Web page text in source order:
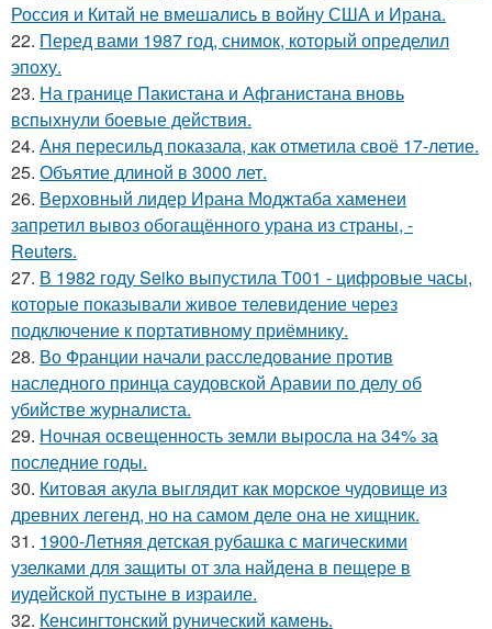
Россия и Китай не вмешались в войну США и Ирана.
22. Перед вами 1987 год, снимок, который определил
эпоху.
23. На границе Пакистана и Афганистана вновь
вспыхнули боевые действия.
24. Аня пересильд показала, как отметила своё 17-летие.
25. Объятие длиной в 3000 лет.
26. Верховный лидер Ирана Моджтаба хаменеи
запретил вывоз обогащённого урана из страны, -
Reuters.
27. В 1982 году Seiko выпустила T001 - цифровые часы,
которые показывали живое телевидение через
подключение к портативному приёмнику.
28. Во Франции начали расследование против
наследного принца саудовской Аравии по делу об
убийстве журналиста.
29. Ночная освещенность земли выросла на 34% за
последние годы.
30. Китовая акула выглядит как морское чудовище из
древних легенд, но на самом деле она не хищник.
31. 1900-Летняя детская рубашка с магическими
узелками для защиты от зла найдена в пещере в
иудейской пустыне в израиле.
32. Кенсингтонский рунический камень.